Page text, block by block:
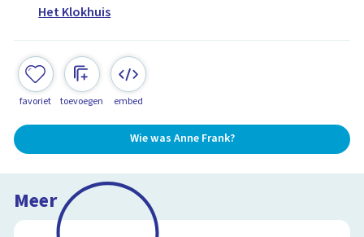
Het Klokhuis
favoriet toevoegen embed
Wie was Anne Frank?
Meer